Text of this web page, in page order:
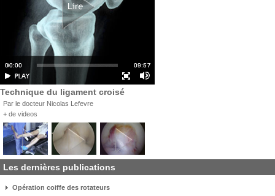
Technique du ligament croisé
Par le docteur Nicolas Lefevre
+ de videos
Les dernières publications
Opération coiffe des rotateurs